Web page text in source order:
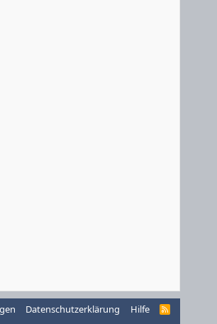
Datenschutzerklärung Hilfe
R